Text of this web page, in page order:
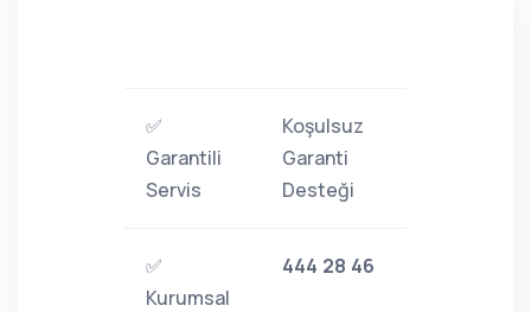
✅
Garantili
Servis
Koşulsuz
Garanti
Desteği
✅
Kurumsal
444 28 46